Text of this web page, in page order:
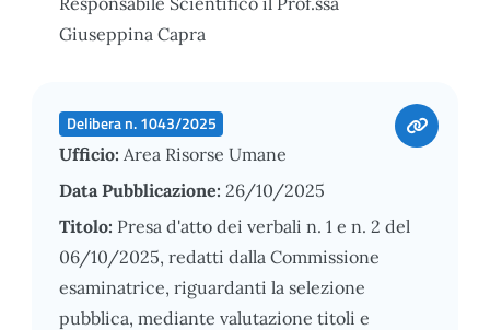
Giuseppina Capra
Delibera n. 1043/2025
Ufficio: Area Risorse Umane
Data Pubblicazione: 26/10/2025
Titolo: Presa d'atto dei verbali n. 1 e n. 2 del
06/10/2025, redatti dalla Commissione
esaminatrice, riguardanti la selezione
pubblica, mediante valutazione titoli e